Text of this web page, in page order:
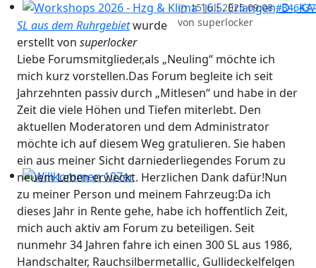
Workshops 2026 - Hzg & Klima 16.5. Erlangen, D-, KA-
Willkommen 107er
15 Juli 2025 09:08 #346437
von superlocker
SL aus dem Ruhrgebietwurde
erstellt von superlocker
Liebe Forumsmitglieder,als „Neuling“ möchte ich
mich kurz vorstellen.Das Forum begleite ich seit
Jahrzehnten passiv durch „Mitlesen“ und habe in der
Zeit die viele Höhen und Tiefen miterlebt. Den
aktuellen Moderatoren und dem Administrator
möchte ich auf diesem Weg gratulieren. Sie haben
ein aus meiner Sicht darniederliegendes Forum zu
neuem Leben erweckt. Herzlichen Dank dafür!Nun
zu meiner Person und meinem Fahrzeug:Da ich
dieses Jahr in Rente gehe, habe ich hoffentlich Zeit,
mich auch aktiv am Forum zu beteiligen. Seit
nunmehr 34 Jahren fahre ich einen 300 SL aus 1986,
Handschalter, Rauchsilbermetallic, Gullideckelfelgen